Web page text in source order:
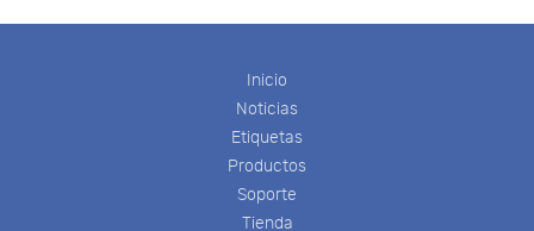
Inicio
Noticias
Etiquetas
Productos
Soporte
Tienda